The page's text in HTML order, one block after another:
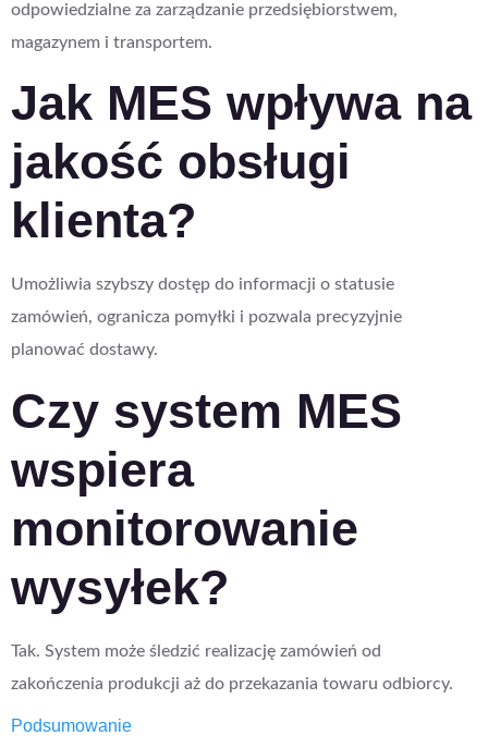
odpowiedzialne za zarządzanie przedsiębiorstwem,
magazynem i transportem.
Jak MES wpływa na
jakość obsługi
klienta?
Umożliwia szybszy dostęp do informacji o statusie
zamówień, ogranicza pomyłki i pozwala precyzyjnie
planować dostawy.
Czy system MES
wspiera
monitorowanie
wysyłek?
Tak. System może śledzić realizację zamówień od
zakończenia produkcji aż do przekazania towaru odbiorcy.
Podsumowanie